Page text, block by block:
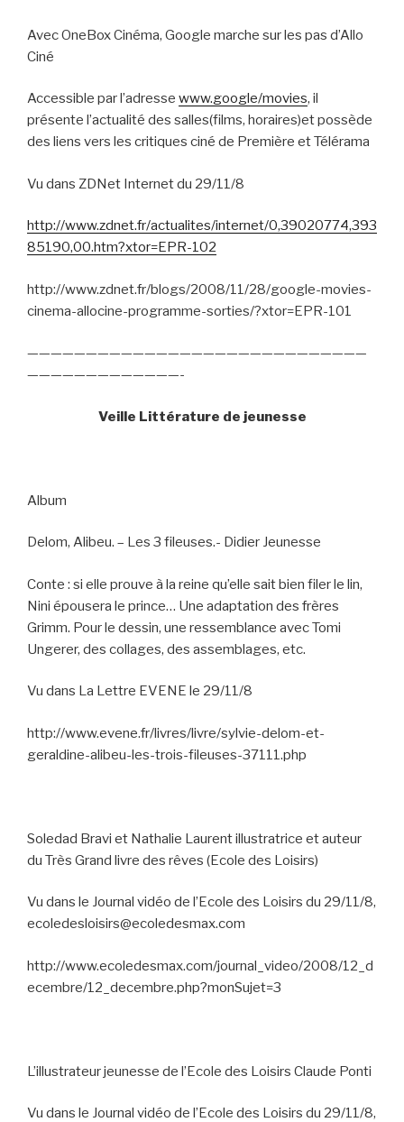
Avec OneBox Cinéma, Google marche sur les pas d’Allo
Ciné
Accessible par l’adresse www.google/movies, il
présente l’actualité des salles(films, horaires)et possède
des liens vers les critiques ciné de Première et Télérama
Vu dans ZDNet Internet du 29/11/8
http://www.zdnet.fr/actualites/internet/0,39020774,393
85190,00.htm?xtor=EPR-102
http://www.zdnet.fr/blogs/2008/11/28/google-movies-
cinema-allocine-programme-sorties/?xtor=EPR-101
—————————————————————————————
—————————————-
Veille Littérature de jeunesse
Album
Delom, Alibeu. – Les 3 fileuses.- Didier Jeunesse
Conte : si elle prouve à la reine qu’elle sait bien filer le lin,
Nini épousera le prince… Une adaptation des frères
Grimm. Pour le dessin, une ressemblance avec Tomi
Ungerer, des collages, des assemblages, etc.
Vu dans La Lettre EVENE le 29/11/8
http://www.evene.fr/livres/livre/sylvie-delom-et-
geraldine-alibeu-les-trois-fileuses-37111.php
Soledad Bravi et Nathalie Laurent illustratrice et auteur
du Très Grand livre des rêves (Ecole des Loisirs)
Vu dans le Journal vidéo de l’Ecole des Loisirs du 29/11/8,
ecoledesloisirs@ecoledesmax.com
http://www.ecoledesmax.com/journal_video/2008/12_d
ecembre/12_decembre.php?monSujet=3
L’illustrateur jeunesse de l’Ecole des Loisirs Claude Ponti
Vu dans le Journal vidéo de l’Ecole des Loisirs du 29/11/8,